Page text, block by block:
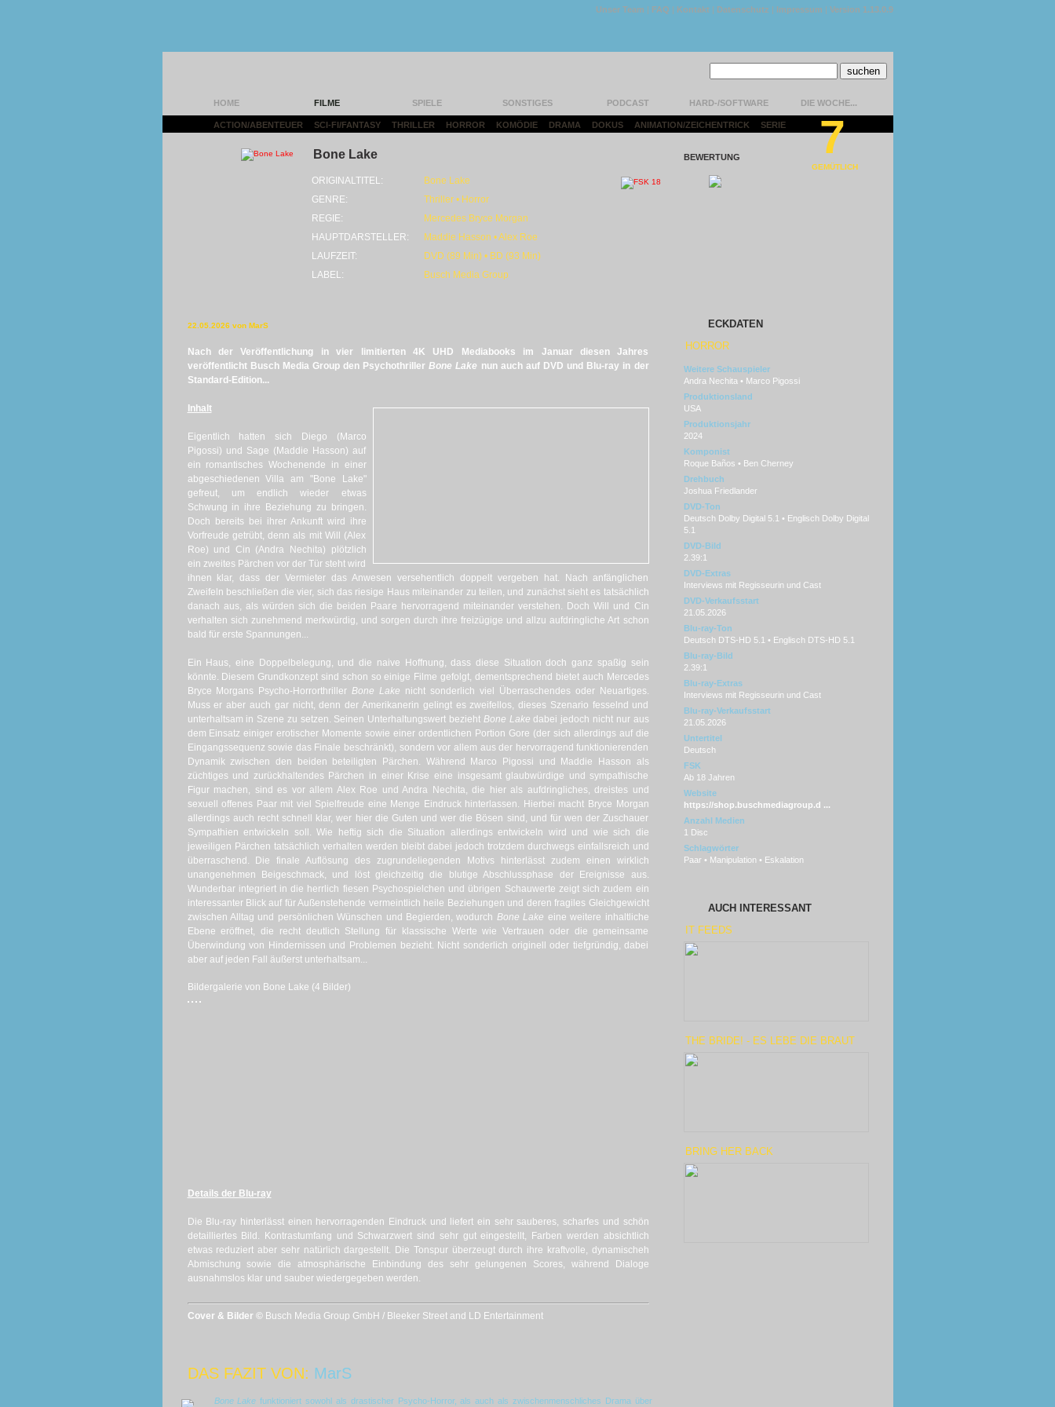
Unser Team | FAQ | Kontakt | Datenschutz | Impressum | Version 1.13.0.9
HOME FILME SPIELE SONSTIGES PODCAST HARD-/SOFTWARE DIE WOCHE...
ACTION/ABENTEUER SCI-FI/FANTASY THRILLER HORROR KOMÖDIE DRAMA DOKUS ANIMATION/ZEICHENTRICK SERIE
Bone Lake
ORIGINALTITEL:
Bone Lake
GENRE:
Thriller • Horror
REGIE:
Mercedes Bryce Morgan
HAUPTDARSTELLER:
Maddie Hasson • Alex Roe
LAUFZEIT:
DVD (89 Min) • BD (93 Min)
LABEL:
Busch Media Group
BEWERTUNG 7
GEMÜTLICH
22.05.2026 von MarS
Nach der Veröffentlichung in vier limitierten 4K UHD Mediabooks im Januar diesen Jahres
veröffentlicht Busch Media Group den PsychothrillerBone Lake nun auch auf DVD und Blu-ray in der
Standard-Edition...
Inhalt
Eigentlich hatten sich Diego (Marco
Pigossi) und Sage (Maddie Hasson) auf
ein romantisches Wochenende in einer
abgeschiedenen Villa am "Bone Lake"
gefreut, um endlich wieder etwas
Schwung in ihre Beziehung zu bringen.
Doch bereits bei ihrer Ankunft wird ihre
Vorfreude getrübt, denn als mit Will (Alex
Roe) und Cin (Andra Nechita) plötzlich
ein zweites Pärchen vor der Tür steht wird
ihnen klar, dass der Vermieter das Anwesen versehentlich doppelt vergeben hat. Nach anfänglichen
Zweifeln beschließen die vier, sich das riesige Haus miteinander zu teilen, und zunächst sieht es tatsächlich
danach aus, als würden sich die beiden Paare hervorragend miteinander verstehen. Doch Will und Cin
verhalten sich zunehmend merkwürdig, und sorgen durch ihre freizügige und allzu aufdringliche Art schon
bald für erste Spannungen...
Ein Haus, eine Doppelbelegung, und die naive Hoffnung, dass diese Situation doch ganz spaßig sein
könnte. Diesem Grundkonzept sind schon so einige Filme gefolgt, dementsprechend bietet auch Mercedes
Bryce Morgans Psycho-HorrorthrillerBone Lake nicht sonderlich viel Überraschendes oder Neuartiges.
Muss er aber auch gar nicht, denn der Amerikanerin gelingt es zweifellos, dieses Szenario fesselnd und
unterhaltsam in Szene zu setzen. Seinen Unterhaltungswert bezieht Bone Lake dabei jedoch nicht nur aus
dem Einsatz einiger erotischer Momente sowie einer ordentlichen Portion Gore (der sich allerdings auf die
Eingangssequenz sowie das Finale beschränkt), sondern vor allem aus der hervorragend funktionierenden
Dynamik zwischen den beiden beteiligten Pärchen. Während Marco Pigossi und Maddie Hasson als
züchtiges und zurückhaltendes Pärchen in einer Krise eine insgesamt glaubwürdige und sympathische
Figur machen, sind es vor allem Alex Roe und Andra Nechita, die hier als aufdringliches, dreistes und
sexuell offenes Paar mit viel Spielfreude eine Menge Eindruck hinterlassen. Hierbei macht Bryce Morgan
allerdings auch recht schnell klar, wer hier die Guten und wer die Bösen sind, und für wen der Zuschauer
Sympathien entwickeln soll. Wie heftig sich die Situation allerdings entwickeln wird und wie sich die
jeweiligen Pärchen tatsächlich verhalten werden bleibt dabei jedoch trotzdem durchwegs einfallsreich und
überraschend. Die finale Auflösung des zugrundeliegenden Motivs hinterlässt zudem einen wirklich
unangenehmen Beigeschmack, und löst gleichzeitig die blutige Abschlussphase der Ereignisse aus.
Wunderbar integriert in die herrlich fiesen Psychospielchen und übrigen Schauwerte zeigt sich zudem ein
interessanter Blick auf für Außenstehende vermeintlich heile Beziehungen und deren fragiles Gleichgewicht
zwischen Alltag und persönlichen Wünschen und Begierden, wodurch Bone Lake eine weitere inhaltliche
Ebene eröffnet, die recht deutlich Stellung für klassische Werte wie Vertrauen oder die gemeinsame
Überwindung von Hindernissen und Problemen bezieht. Nicht sonderlich originell oder tiefgründig, dabei
aber auf jeden Fall äußerst unterhaltsam...
Bildergalerie von Bone Lake (4 Bilder)
Details der Blu-ray
Die Blu-ray hinterlässt einen hervorragenden Eindruck und liefert ein sehr sauberes, scharfes und schön
detailliertes Bild. Kontrastumfang und Schwarzwert sind sehr gut eingestellt, Farben werden absichtlich
etwas reduziert aber sehr natürlich dargestellt. Die Tonspur überzeugt durch ihre kraftvolle, dynamischeh
Abmischung sowie die atmosphärische Einbindung des sehr gelungenen Scores, während Dialoge
ausnahmslos klar und sauber wiedergegeben werden.
Cover & Bilder © Busch Media Group GmbH / Bleeker Street and LD Entertainment
DAS FAZIT VON: MarS
Bone Lake funktioniert sowohl als drastischer Psycho-Horror, als auch als zwischenmenschliches Drama über
ECKDATEN
HORROR
Weitere Schauspieler
Andra Nechita • Marco Pigossi
Produktionsland
USA
Produktionsjahr
2024
Komponist
Roque Baños • Ben Cherney
Drehbuch
Joshua Friedlander
DVD-Ton
Deutsch Dolby Digital 5.1 • Englisch Dolby Digital
5.1
DVD-Bild
2.39:1
DVD-Extras
Interviews mit Regisseurin und Cast
DVD-Verkaufsstart
21.05.2026
Blu-ray-Ton
Deutsch DTS-HD 5.1 • Englisch DTS-HD 5.1
Blu-ray-Bild
2.39:1
Blu-ray-Extras
Interviews mit Regisseurin und Cast
Blu-ray-Verkaufsstart
21.05.2026
Untertitel
Deutsch
FSK
Ab 18 Jahren
Website
https://shop.buschmediagroup.d ...
Anzahl Medien
1 Disc
Schlagwörter
Paar • Manipulation • Eskalation
AUCH INTERESSANT
IT FEEDS
THE BRIDE! - ES LEBE DIE BRAUT
BRING HER BACK